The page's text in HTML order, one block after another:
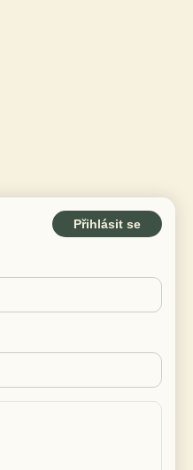
Přihlásit se